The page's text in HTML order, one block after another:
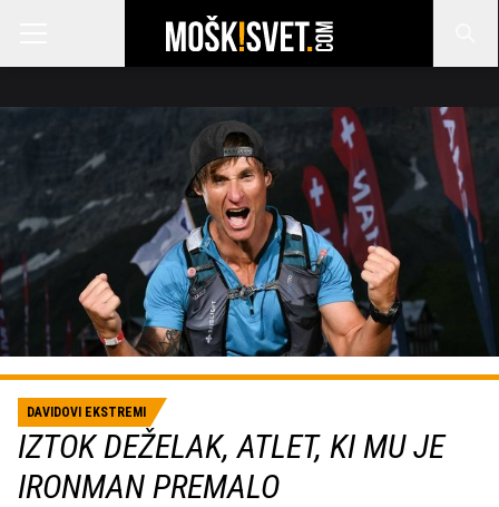
DAVIDOVI EKSTREMI
IZTOK DEŽELAK, ATLET, KI MU JE
IRONMAN PREMALO